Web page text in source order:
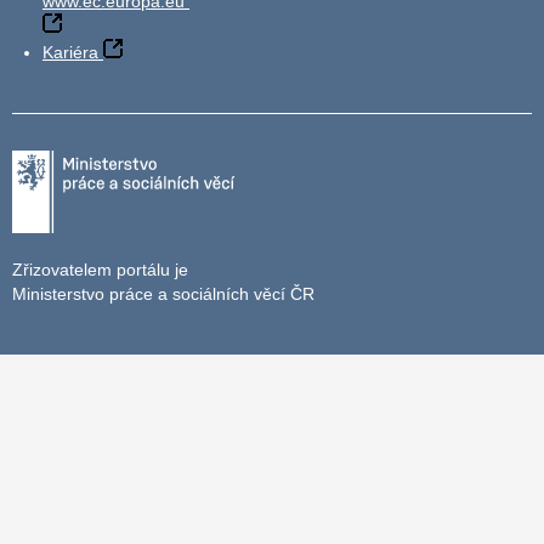
Kariéra
Zřizovatelem portálu je
Ministerstvo práce a sociálních věcí ČR